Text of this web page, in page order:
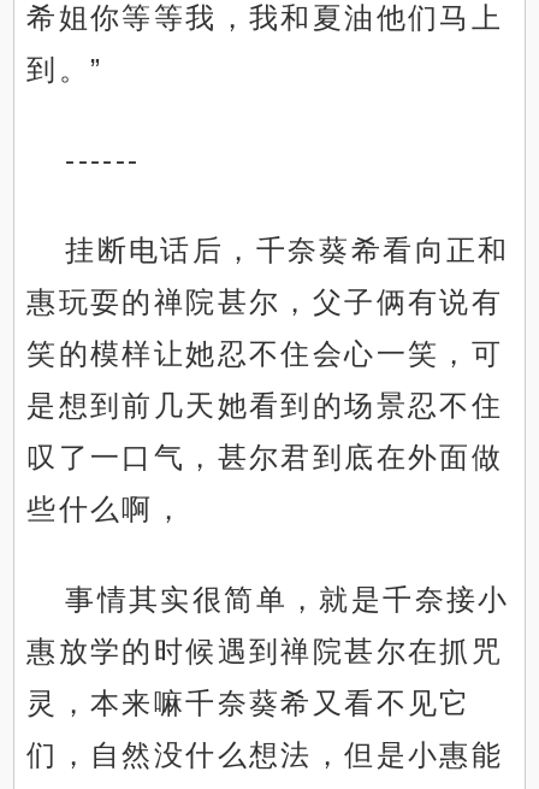
希姐你等等我，我和夏油他们马上
到。”
------
挂断电话后，千奈葵希看向正和
惠玩耍的禅院甚尔，父子俩有说有
笑的模样让她忍不住会心一笑，可
是想到前几天她看到的场景忍不住
叹了一口气，甚尔君到底在外面做
些什么啊，
事情其实很简单，就是千奈接小
惠放学的时候遇到禅院甚尔在抓咒
灵，本来嘛千奈葵希又看不见它
们，自然没什么想法，但是小惠能